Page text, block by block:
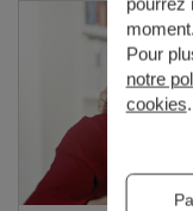
pourrez
moment.
Pour
notre
cookies.